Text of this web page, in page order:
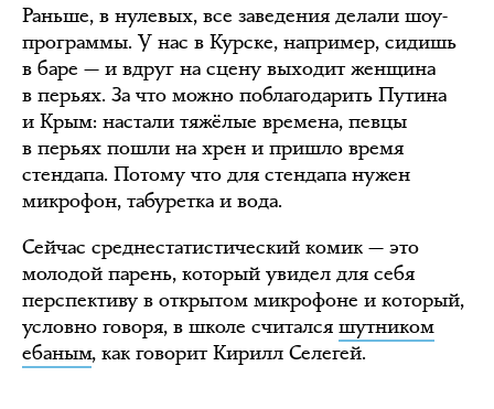
Раньше, в нулевых, все заведения делали шоу-
программы. У нас в Курске, например, сидишь
в баре — и вдруг на сцену выходит женщина
в перьях. За что можно поблагодарить Путина
и Крым: настали тяжёлые времена, певцы
в перьях пошли на хрен и пришло время
стендапа. Потому что для стендапа нужен
микрофон, табуретка и вода.
Сейчас среднестатистический комик — это
молодой парень, который увидел для себя
перспективу в открытом микрофоне и который,
условно говоря, в школе считался шутником
ебаным, как говорит Кирилл Селегей.